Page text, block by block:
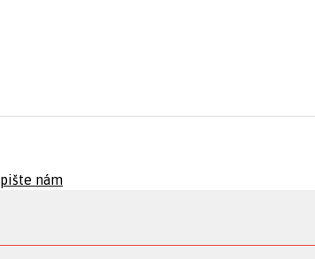
nám